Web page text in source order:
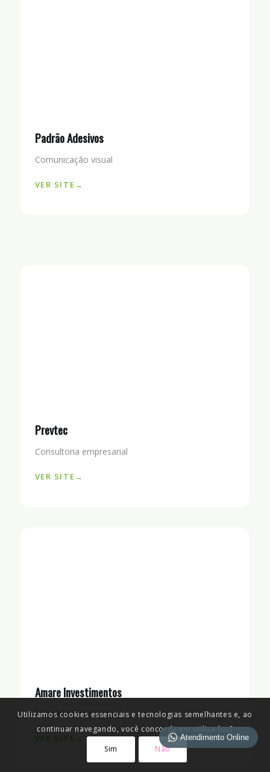
Padrão Adesivos
Comunicação visual
VER SITE
Prevtec
Consultoria empresarial
VER SITE
Amare Investimentos
Mercado financeiro
VER SITE
Utilizamos cookies essenciais e tecnologias semelhantes e, ao
continuar navegando, você concorda em utiliza-los?
Sim
Não
Atendimento Online